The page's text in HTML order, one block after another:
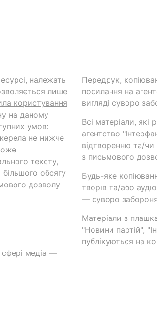
належать
лише
користування
на даному
умов:
не нижче
тексту,
обсягу
дозволу
сфері медіа —
Передрук,
посилання на
вигляді суворо
Всі матеріали, які
агентство
відтворенню та/
з письмового
Будь-яке
творів та/або
— суворо
Матеріали з
"Новини партій",
публікуються на